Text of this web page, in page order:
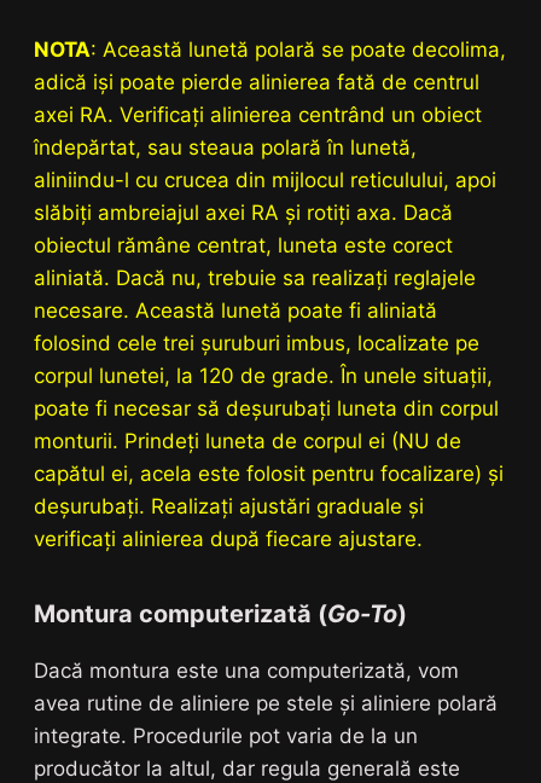
NOTA: Această lunetă polară se poate decolima,
adică iși poate pierde alinierea fată de centrul
axei RA. Verificați alinierea centrând un obiect
îndepărtat, sau steaua polară în lunetă,
aliniindu-l cu crucea din mijlocul reticulului, apoi
slăbiți ambreiajul axei RA și rotiți axa. Dacă
obiectul rămâne centrat, luneta este corect
aliniată. Dacă nu, trebuie sa realizați reglajele
necesare. Această lunetă poate fi aliniată
folosind cele trei șuruburi imbus, localizate pe
corpul lunetei, la 120 de grade. În unele situații,
poate fi necesar să deșurubați luneta din corpul
monturii. Prindeți luneta de corpul ei (NU de
capătul ei, acela este folosit pentru focalizare) și
deșurubați. Realizați ajustări graduale și
verificați alinierea după fiecare ajustare.
Montura computerizată (Go-To)
Dacă montura este una computerizată, vom
avea rutine de aliniere pe stele și aliniere polară
integrate. Procedurile pot varia de la un
producător la altul, dar regula generală este